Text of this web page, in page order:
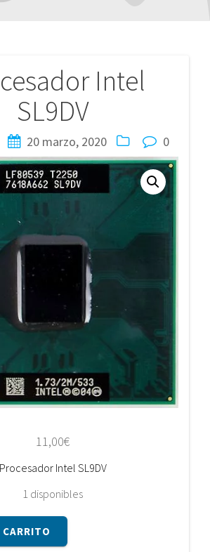
Intel
SL9DV
20 marzo, 2020 0
11,00€
Procesador Intel SL9DV
1 disponibles